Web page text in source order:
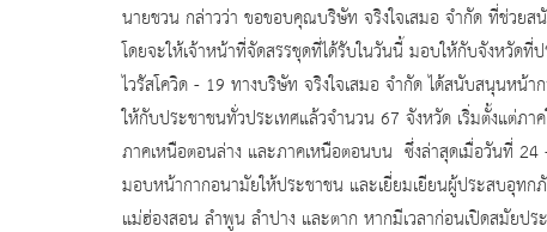
นายชวน กล่าวว่า ขอขอบคุณบริษัท จริงใจเสมอ จำกัด ที่ช่วย
โดยจะให้เจ้าหน้าที่จัดสรรชุดที่ได้รับในวันนี้ มอบให้กับจังหวั
ไวรัสโควิด - 19 ทางบริษัท จริงใจเสมอ จำกัด ได้สนับสนุนห
ให้กับประชาชนทั่วประเทศแล้วจำนวน 67 จังหวัด เริ่มตั้งแต่ภ
ภาคเหนือตอนล่าง และภาคเหนือตอนบน ซึ่งล่าสุดเมื่อวันที่
มอบหน้ากากอนามัยให้ประชาชน และเยี่ยมเยียนผู้ประสบอุทก
แม่ฮ่องสอน ลำพูน ลำปาง และตาก หากมีเวลาก่อนเปิดสมัยป